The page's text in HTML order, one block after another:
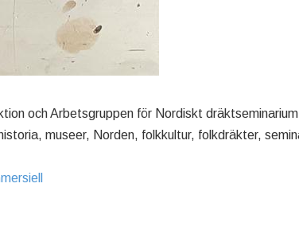
och Arbetsgruppen för Nordiskt
museer, Norden, folkkultur, folkdräkter,